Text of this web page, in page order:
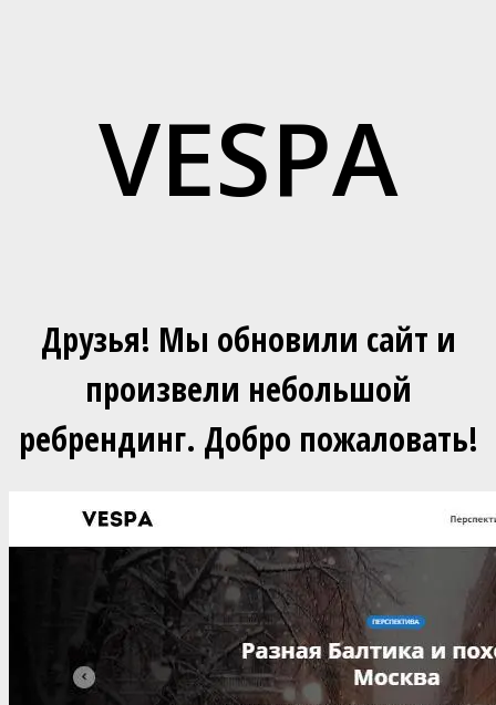
VESPA
Друзья! Мы обновили сайт и
произвели небольшой
ребрендинг. Добро пожаловать!